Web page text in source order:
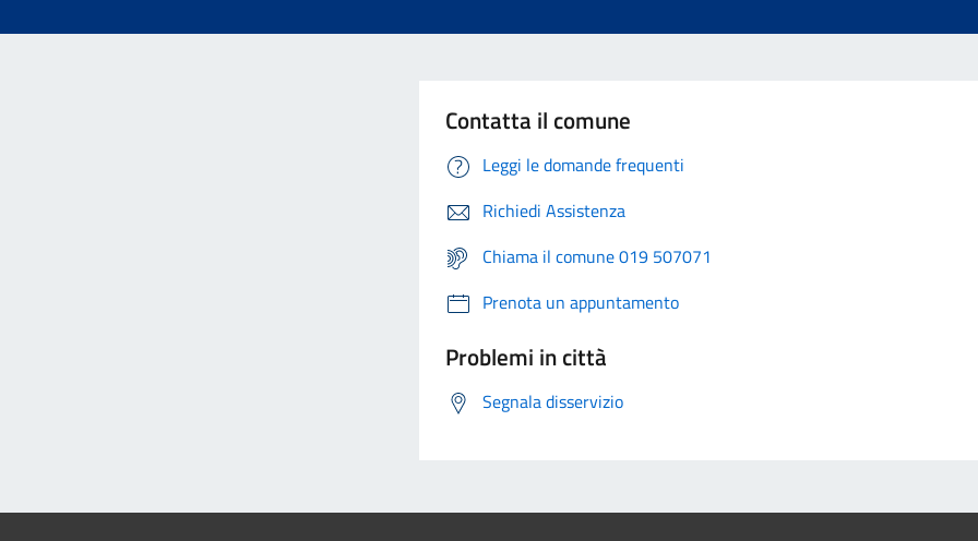
Contatta il comune
Leggi le domande frequenti
Richiedi Assistenza
Chiama il comune 019 507071
Prenota un appuntamento
Problemi in città
Segnala disservizio